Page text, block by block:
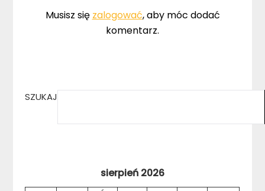
Musisz się zalogować, aby móc dodać
komentarz.
SZUKAJ
sierpień 2026